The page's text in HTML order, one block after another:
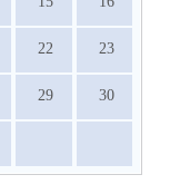
22 23
29 30